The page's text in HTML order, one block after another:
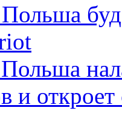
Польша
Польша
и